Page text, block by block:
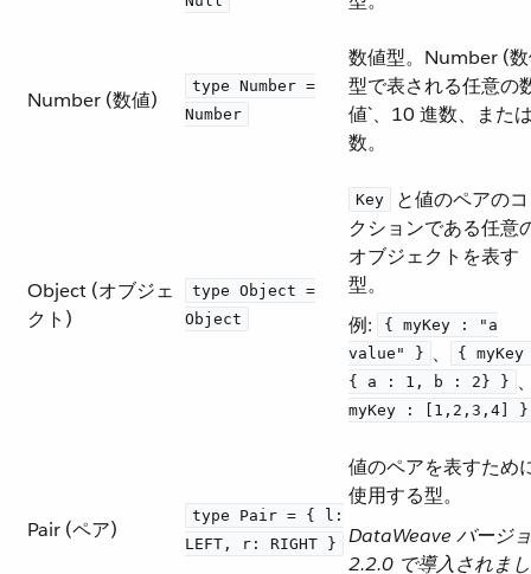
Number (数値)
type Number =
Number
数値型。Number (
型で表される任意の
値`、10 進数、また
数。
Object (オブジェ
クト)
type Object =
Object
Key
と値のペアの
クションである任意
オブジェクトを表す
型。
例:
{ myKey : "a
value" } ​、​
{
{ a : 1, b : 2} }
myKey : [1,2,3,4] }
Pair (ペア)
type Pair = { l:
LEFT, r: RIGHT }
値のペアを表すため
使用する型。
DataWeave バージ
2.2.0 で導入されまし